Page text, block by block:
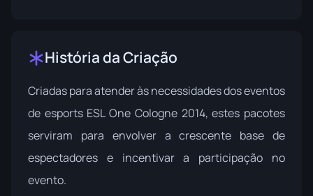
História da Criação
Criadas para atender às necessidades dos eventos
de esports ESL One Cologne 2014, estes pacotes
serviram para envolver a crescente base de
espectadores e incentivar a participação no
evento.